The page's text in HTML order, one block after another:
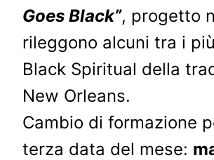
Goes Black”, progetto
rileggono alcuni tra i
Black Spiritual della
New Orleans.
Cambio di formazione
terza data del mese: